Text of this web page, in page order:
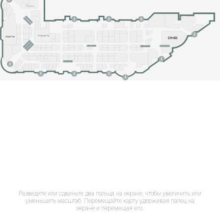
Разведите или сдвиньте два пальца на экране, чтобы увеличить или
уменьшить масштаб. Перемещайте карту удерживая палец на
экране и перемещая его.